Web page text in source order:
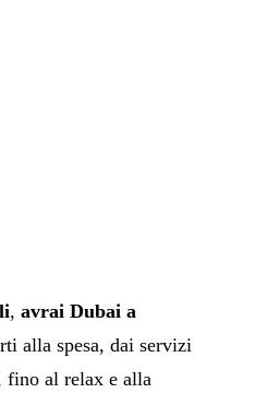
, avrai Dubai a
alla spesa, dai servizi
fino al relax e alla